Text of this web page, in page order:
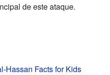
de este ataque.
Hassan Facts for Kids